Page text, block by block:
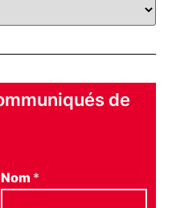
de
Nom *